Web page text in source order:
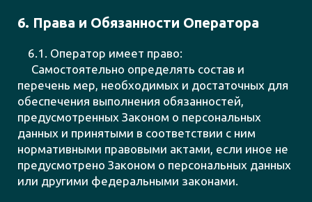
6. Права и Обязанности Оператора
6.1. Оператор имеет право:
Cамостоятельно определять состав и
перечень мер, необходимых и достаточных для
обеспечения выполнения обязанностей,
предусмотренных Законом о персональных
данных и принятыми в соответствии с ним
нормативными правовыми актами, если иное не
предусмотрено Законом о персональных данных
или другими федеральными законами.